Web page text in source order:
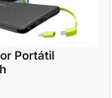
Portátil